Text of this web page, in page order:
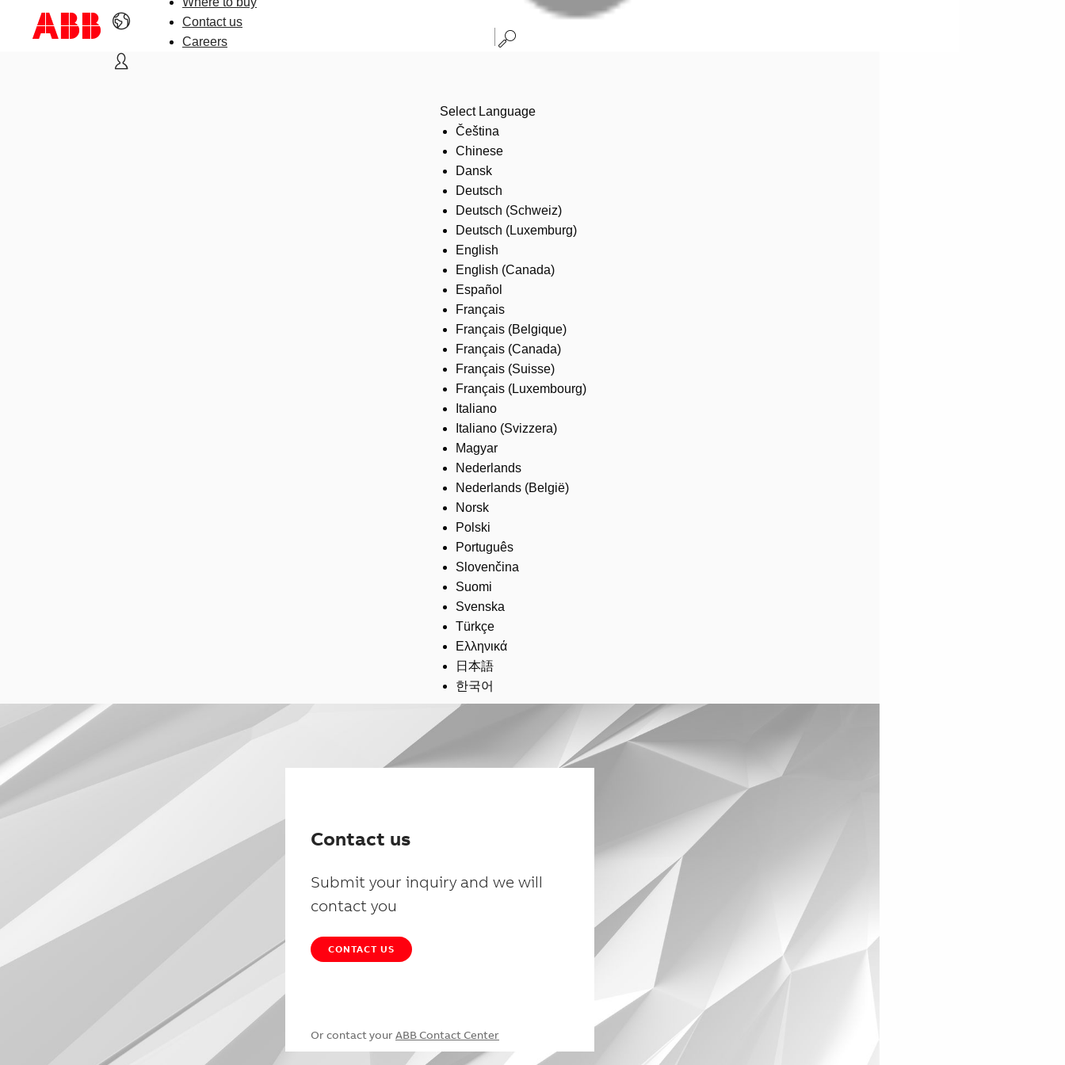
Contact us
Careers
Select Language
Čeština
Chinese
Dansk
Deutsch
Deutsch (Schweiz)
Deutsch (Luxemburg)
English
English (Canada)
Español
Français
Français (Belgique)
Français (Canada)
Français (Suisse)
Français (Luxembourg)
Italiano
Italiano (Svizzera)
Magyar
Nederlands
Nederlands (België)
Norsk
Polski
Português
Slovenčina
Suomi
Svenska
Türkçe
Ελληνικά
日本語
한국어
Contact us
Submit your inquiry and we will
contact you
CONTACT US
Or contact your ABB Contact Center